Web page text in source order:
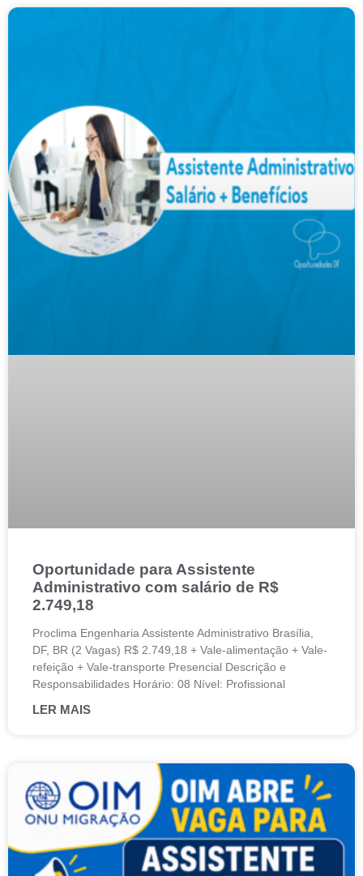
Oportunidade para Assistente
Administrativo com salário de R$
2.749,18
Proclima Engenharia Assistente Administrativo Brasília,
DF, BR (2 Vagas) R$ 2.749,18 + Vale-alimentação + Vale-
refeição + Vale-transporte Presencial Descrição e
Responsabilidades Horário: 08 Nível: Profissional
LER MAIS